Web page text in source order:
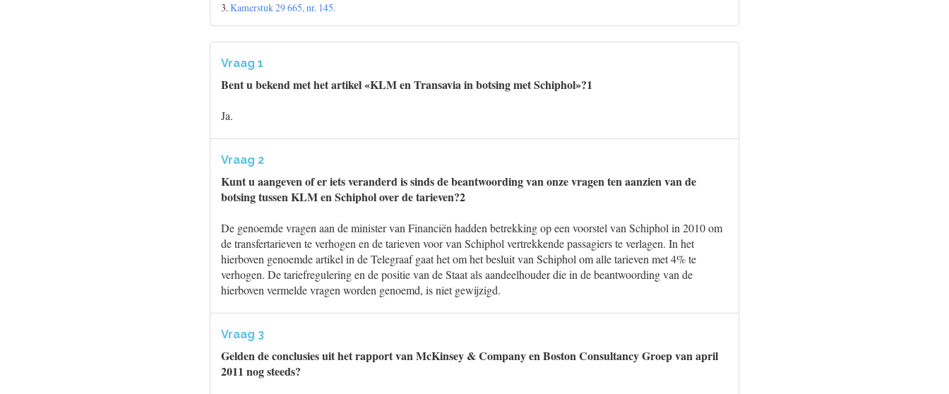
3.Kamerstuk 29 665, nr. 145.
Vraag 1
Bent u bekend met het artikel «KLM en Transavia in botsing met Schiphol»?1
Ja.
Vraag 2
Kunt u aangeven of er iets veranderd is sinds de beantwoording van onze vragen ten aanzien van de
botsing tussen KLM en Schiphol over de tarieven?2
De genoemde vragen aan de minister van Financiën hadden betrekking op een voorstel van Schiphol in 2010 om
de transfertarieven te verhogen en de tarieven voor van Schiphol vertrekkende passagiers te verlagen. In het
hierboven genoemde artikel in de Telegraaf gaat het om het besluit van Schiphol om alle tarieven met 4% te
verhogen. De tariefregulering en de positie van de Staat als aandeelhouder die in de beantwoording van de
hierboven vermelde vragen worden genoemd, is niet gewijzigd.
Vraag 3
Gelden de conclusies uit het rapport van McKinsey & Company en Boston Consultancy Groep van april
2011 nog steeds?